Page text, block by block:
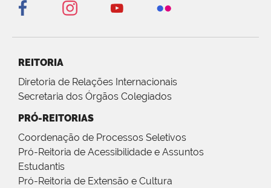
REITORIA
Diretoria de Relações Internacionais
Secretaria dos Órgãos Colegiados
PRÓ-REITORIAS
Coordenação de Processos Seletivos
Pró-Reitoria de Acessibilidade e Assuntos
Estudantis
Pró-Reitoria de Extensão e Cultura